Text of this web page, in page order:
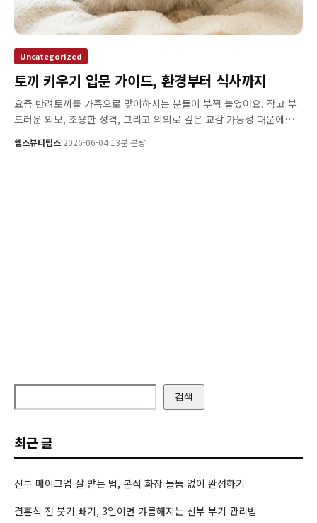
Uncategorized
토끼 키우기 입문 가이드, 환경부터 식사까지
요즘 반려토끼를 가족으로 맞이하시는 분들이 부쩍 늘었어요. 작고 부
드러운 외모, 조용한 성격, 그리고 의외로 깊은 교감 가능성 때문에…
헬스뷰티팁스·2026-06-04·13분 분량
검색
최근 글
신부 메이크업 잘 받는 법, 본식 화장 들뜸 없이 완성하기
결혼식 전 붓기 빼기, 3일이면 갸름해지는 신부 부기 관리법